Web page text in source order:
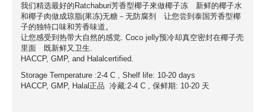
我们精选最好的Ratchaburi芳香型椰子來做椰子冻 新鲜的椰子水
和椰子肉做成琼脂(果冻)无糖－无防腐剂 让您尝到泰国芳香型椰
子的独特口味和芳香味道。
让您感受到热带大自然的感觉. Coco jelly预冷却真空密封在椰子壳
里面 既新鲜又卫生.
HACCP, GMP, and Halalcertified.
Storage Temperature :2-4 C , Shelf life: 10-20 days
HACCP, GMP, Halal正品 冷藏:2-4 C , 保鲜期: 10-20 天